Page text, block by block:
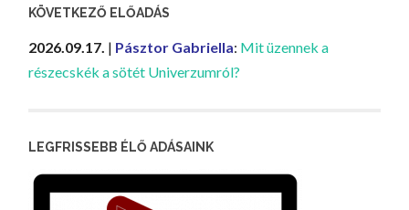
KÖVETKEZŐ ELŐADÁS
2026.09.17. | Pásztor Gabriella: Mit üzennek a
részecskék a sötét Univerzumról?
LEGFRISSEBB ÉLŐ ADÁSAINK